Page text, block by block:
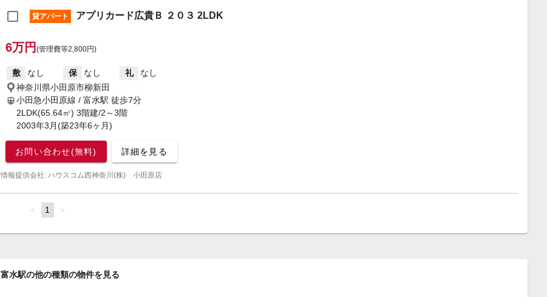
貸アパート アプリカード広貴Ｂ ２０３ 2LDK
6万円 (管理費等2,800円)
敷 なし 保 なし 礼
なし
神奈川県小田原市柳新田
小田急小田原線 / 富水駅 徒歩7分
2LDK(65.64㎡) 3階建/2～3階
2003年3月(築23年6ヶ月)
お問い合わせ(無料) 詳細を見る
情報提供会社: ハウスコム西神奈川(株) 小田原店
page
You're
page
1 page
富水駅の他の種類の物件を見る